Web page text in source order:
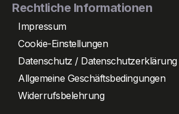
Rechtliche Informationen
Impressum
Cookie-Einstellungen
Datenschutz / Datenschutzerklärung
Allgemeine Geschäftsbedingungen
Widerrufsbelehrung